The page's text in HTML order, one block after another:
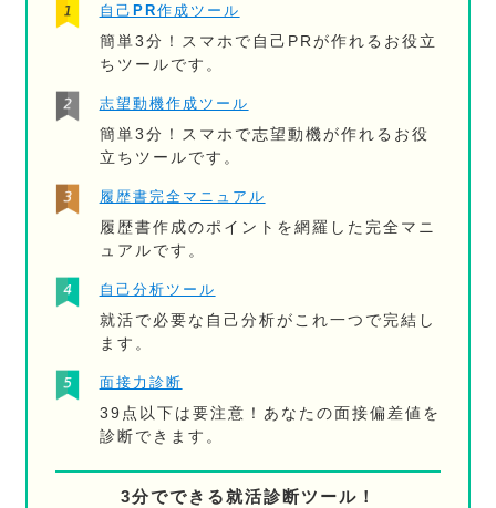
自己PR作成ツール
簡単3分！スマホで自己PRが作れるお役立
ちツールです。
志望動機作成ツール
簡単3分！スマホで志望動機が作れるお役
立ちツールです。
履歴書完全マニュアル
履歴書作成のポイントを網羅した完全マニ
ュアルです。
自己分析ツール
就活で必要な自己分析がこれ一つで完結し
ます。
面接力診断
39点以下は要注意！あなたの面接偏差値を
診断できます。
3分でできる就活診断ツール！